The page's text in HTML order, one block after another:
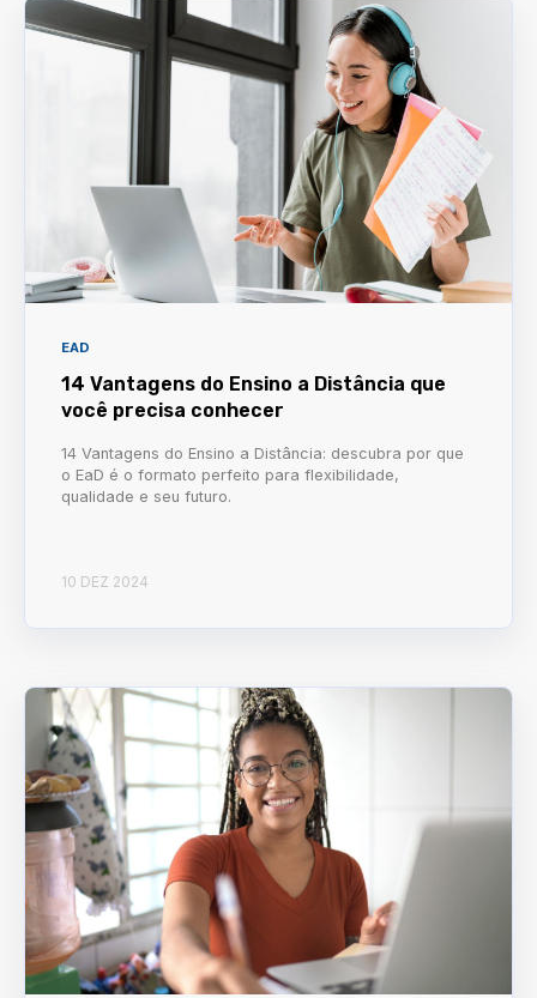
EAD
14 Vantagens do Ensino a Distância que
você precisa conhecer
14 Vantagens do Ensino a Distância: descubra por que
o EaD é o formato perfeito para flexibilidade,
qualidade e seu futuro.
10 DEZ 2024